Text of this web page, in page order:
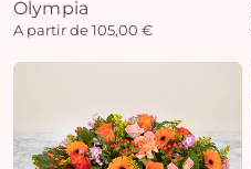
Olympia
A partir de 105,00 €